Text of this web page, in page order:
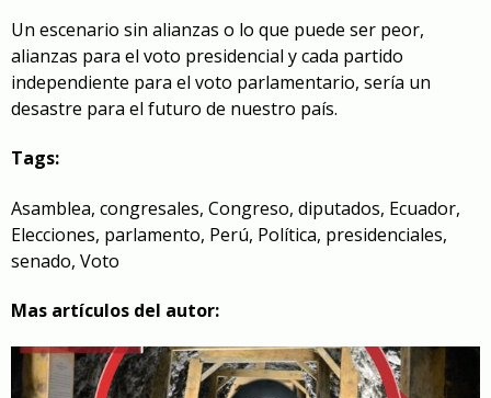
Un escenario sin alianzas o lo que puede ser peor,
alianzas para el voto presidencial y cada partido
independiente para el voto parlamentario, sería un
desastre para el futuro de nuestro país.
Tags:
Asamblea, congresales, Congreso, diputados, Ecuador,
Elecciones, parlamento, Perú, Política, presidenciales,
senado, Voto
Mas artículos del autor: